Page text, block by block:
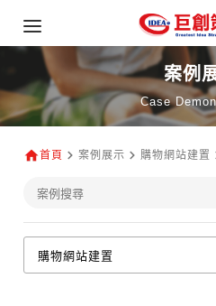
案例
Case
首頁 案例展示 購物網站建置